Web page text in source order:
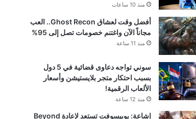
منذ 10 ساعات
أفضل وقت لعشاق Ghost Recon.. العب
مجاناً الآن واغتنم خصومات تصل إلى 95%
منذ 11 ساعة
سوني تواجه دعاوى قضائية في 5 دول
بسبب احتكار متجر بلايستيشن وأسعار
الألعاب الرقمية!
منذ 12 ساعة
إشاعة: يوبيسوفت تستعد لإعادة Beyond